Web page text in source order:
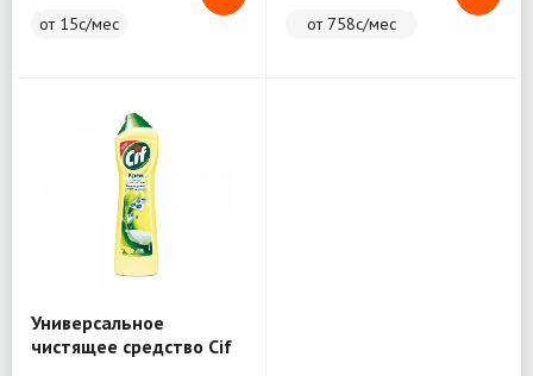
от 15с/мес от 758с/мес
Универсальное
чистящее средство Cif